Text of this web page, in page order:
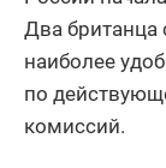
Два британца
наиболее
по
комиссий.